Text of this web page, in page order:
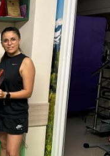
et des membres